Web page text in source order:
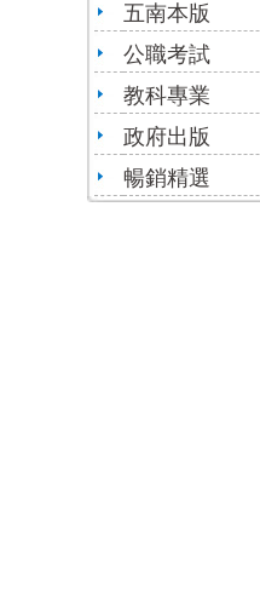
五南本版
公職考試
教科專業
政府出版
暢銷精選